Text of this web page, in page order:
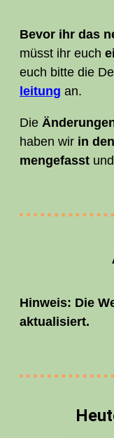
Bevor ihr das
müsst ihr euch
euch bit­te die
lei­tung an.
Die
haben wir in den
men­ge­fasst
Hin­weis: Die
aktualisiert.